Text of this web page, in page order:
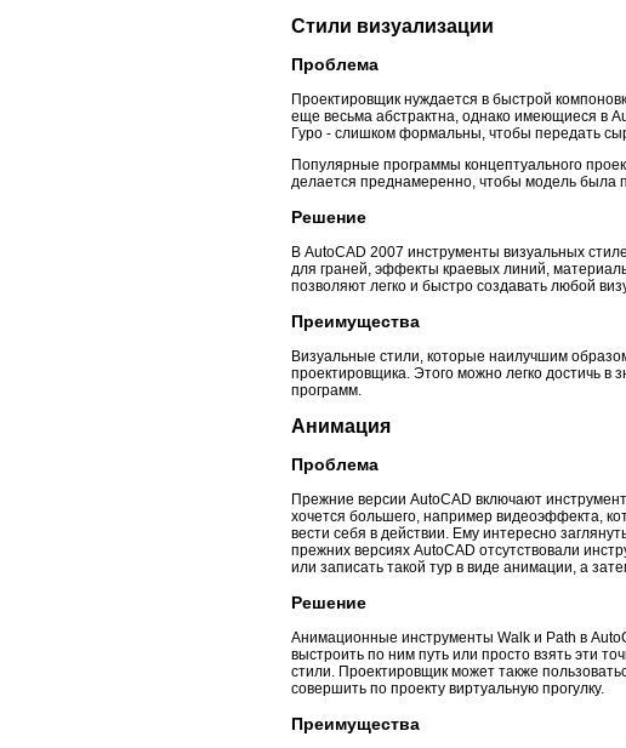
Стили визуализации
Проблема
Проектировщик нуждается в быстрой
еще весьма абстрактна, однако имеющиеся в
Гуро - слишком формальны, чтобы передать
Популярные программы концептуального
делается преднамеренно, чтобы модель была
Решение
В AutoCAD 2007 инструменты визуальных
для граней, эффекты краевых линий,
позволяют легко и быстро создавать любой
Преимущества
Визуальные стили, которые наилучшим
проектировщика. Этого можно легко достичь
программ.
Анимация
Проблема
Прежние версии AutoCAD включают
хочется большего, например видеоэффекта,
вести себя в действии. Ему интересно
прежних версиях AutoCAD отсутствовали
или записать такой тур в виде анимации, а
Решение
Анимационные инструменты Walk и Path в
выстроить по ним путь или просто взять эти
стили. Проектировщик может также
совершить по проекту виртуальную прогулку.
Преимущества